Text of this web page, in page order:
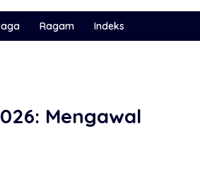
Ragam Indeks
Mengawal